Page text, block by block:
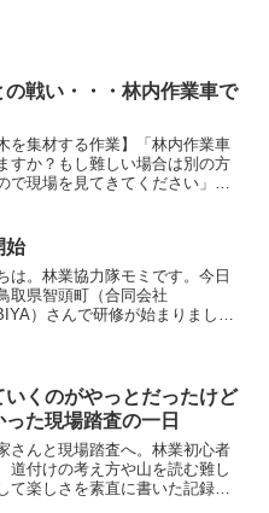
の戦い・・・林内作業車で
を集材する作業】「林内作業車
すか？もし難しい場合は別の方
で現場を見てきてください」と
みます」と答えた現場でした。
上の急斜面】伐倒...
始
は。林業協力隊モミです。今日
取県智頭町（合同会社
）さんで研修が始まりまし
き直径23セ...
いくのがやっとだったけど
った現場踏査の一日
さんと現場踏査へ。林業初心者
道付けの考え方や山を読む難し
て楽しさを素直に書いた記録で